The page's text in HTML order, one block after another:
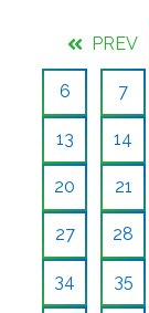
PREV
6 7
13 14
20 21
27 28
34 35